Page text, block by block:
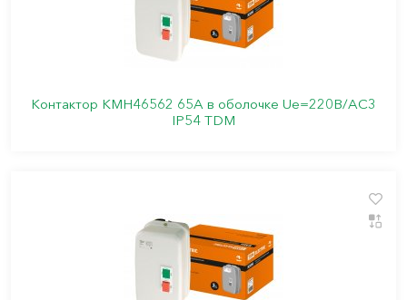
Контактор КМН46562 65А в оболочке Ue=220В/АC3
IP54 TDM